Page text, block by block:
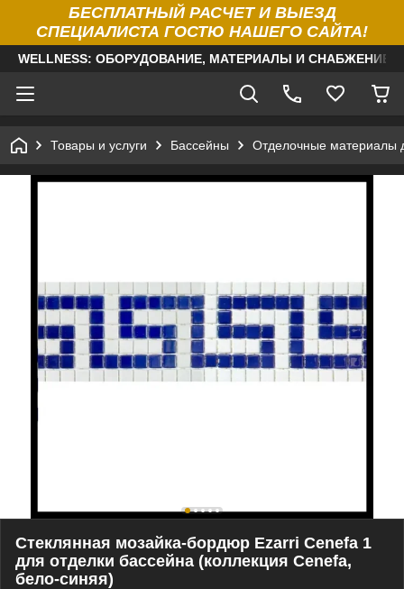
БЕСПЛАТНЫЙ РАСЧЕТ И ВЫЕЗД
СПЕЦИАЛИСТА ГОСТЮ НАШЕГО САЙТА!
WELLNESS: ОБОРУДОВАНИЕ, МАТЕРИАЛЫ И
Товары и услуги Бассейны Отделочные материалы
Стеклянная мозайка-бордюр Ezarri Cenefa 1
для отделки бассейна (коллекция Cenefa,
бело-синяя)